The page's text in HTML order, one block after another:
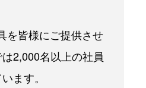
を皆様にご提供させ
2,000名以上の社員
ます。